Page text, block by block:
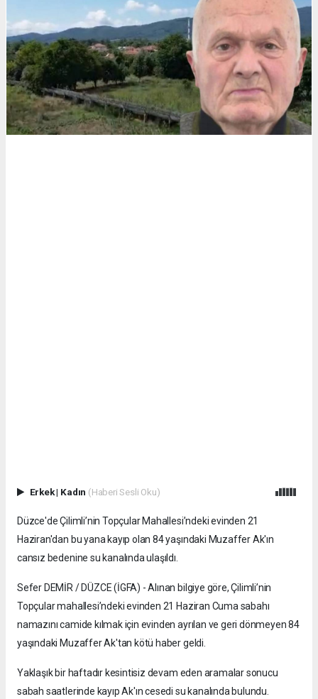
Erkek| Kadın (Haberi Sesli Oku)
Düzce'de Çilimli’nin Topçular Mahallesi’ndeki evinden 21
Haziran'dan bu yana kayıp olan 84 yaşındaki Muzaffer Ak'ın
cansız bedenine su kanalında ulaşıldı.
Sefer DEMİR / DÜZCE (İGFA) - Alınan bilgiye göre, Çilimli’nin
Topçular mahallesi’ndeki evinden 21 Haziran Cuma sabahı
namazını camide kılmak için evinden ayrılan ve geri dönmeyen 84
yaşındaki Muzaffer Ak'tan kötü haber geldi.
Yaklaşık bir haftadır kesintisiz devam eden aramalar sonucu
sabah saatlerinde kayıp Ak'ın cesedi su kanalında bulundu.